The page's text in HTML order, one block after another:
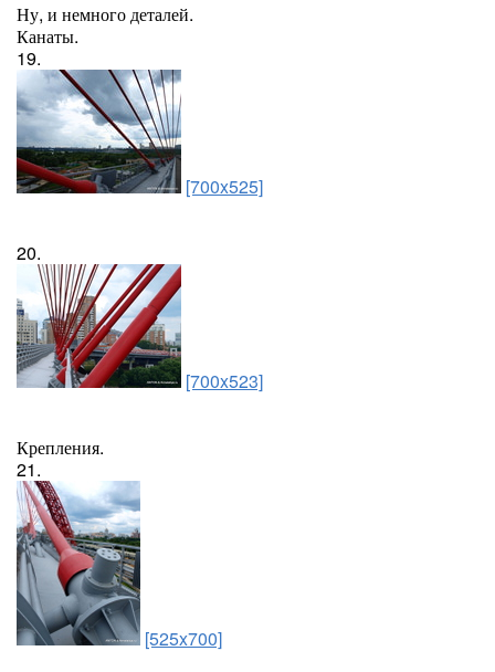
Ну, и немного деталей.
Канаты.
19.
[700x525]
20.
[700x523]
Крепления.
21.
[525x700]